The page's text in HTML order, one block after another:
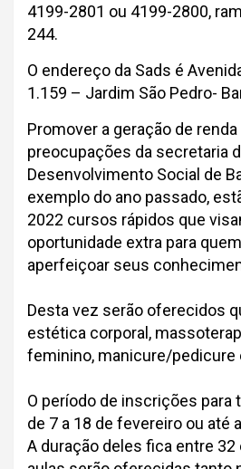
4199-2801 ou 4199-2800,
244.
O endereço da Sads é
1.159 – Jardim São Pedro-
Promover a geração de
preocupações da secretaria
Desenvolvimento Social de
exemplo do ano passado,
2022 cursos rápidos que
oportunidade extra para
aperfeiçoar seus
Desta vez serão oferecidos
estética corporal,
feminino, manicure/pedicure
O período de inscrições para
de 7 a 18 de fevereiro ou até
A duração deles fica entre 32